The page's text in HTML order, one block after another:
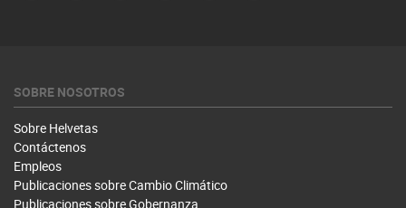
SOBRE NOSOTROS
Sobre Helvetas
Contáctenos
Empleos
Publicaciones sobre Cambio Climático
Publicaciones sobre Gobernanza